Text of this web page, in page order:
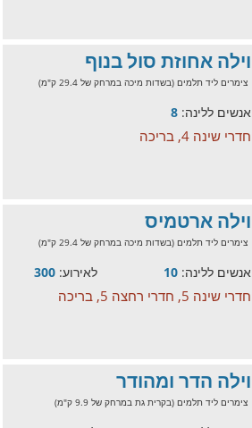
וילה אחוזת סול בנוף
צימרים ליד תלמים (בשדות מיכה במרחק של 29.4 ק"מ)
אנשים ללינה: 8
חדרי שינה 4, בריכה
וילה ארטמיס
צימרים ליד תלמים (בשדות מיכה במרחק של 29.4 ק"מ)
אנשים ללינה: 10 לאירוע: 300
חדרי שינה 5, חדרי רחצה 5, בריכה
וילה הדר ומהודר
צימרים ליד תלמים (בקרית גת במרחק של 9.9 ק"מ)